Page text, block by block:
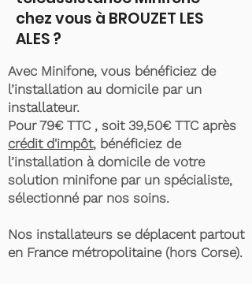
chez vous à BROUZET LES
ALES ?
Avec Minifone, vous bénéficiez de
l’installation au domicile par un
installateur.
Pour 79€ TTC , soit 39,50€ TTC après
crédit d'impôt, bénéficiez de
l’installation à domicile de votre
solution minifone par un spécialiste,
sélectionné par nos soins.
Nos installateurs se déplacent partout
en France métropolitaine (hors Corse).